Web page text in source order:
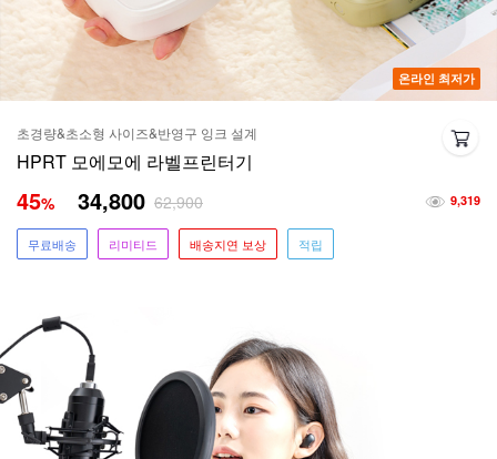
온라인 최저가
초경량&초소형 사이즈&반영구 잉크 설계
HPRT 모에모에 라벨프린터기
9,319
45% 34,800 62,900
무료배송 리미티드 배송지연 보상 적립